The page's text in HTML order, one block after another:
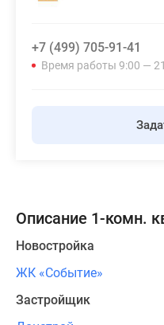
+7 (499) 705-91-41
Время работы 9:00 —
Описание 1-комн.
Новостройка
ЖК «Событие»
Застройщик